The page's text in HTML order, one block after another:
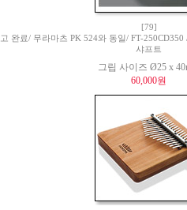
[79]
완료/ 무라마츠 PK 524와 동일/ FT-
샤프트
그립 사이즈 Ø25 x
60,000원